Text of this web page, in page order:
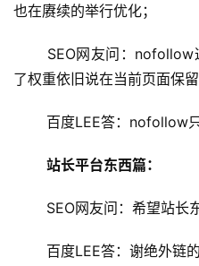
也在赓续的举行优化；
了权重依旧说在当前页面保留
百度LEE答：nofollow
站长平台东西篇：
SEO网友问：希望站长